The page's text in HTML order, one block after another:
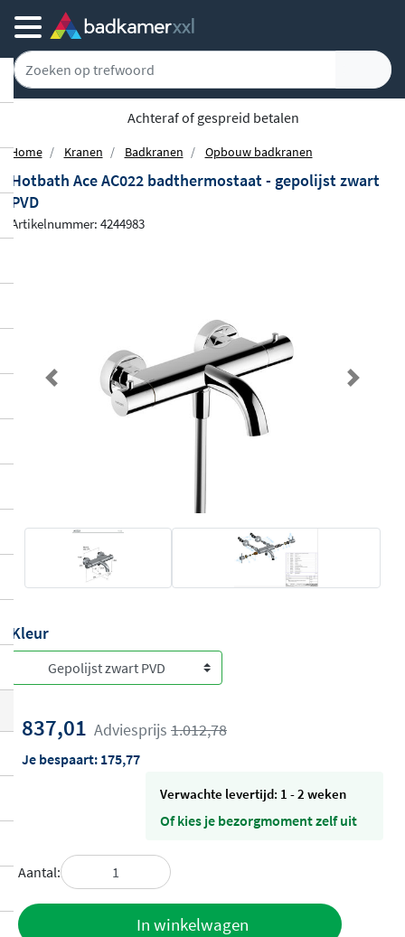
Achteraf of gespreid betalen
Home Kranen Badkranen Opbouw badkranen
Hotbath Ace AC022 badthermostaat - gepolijst zwart
PVD
Artikelnummer: 4244983
Previous Next
Kleur
837,01 Adviesprijs 1.012,78
Je bespaart: 175,77
Verwachte levertijd: 1 - 2 weken
Of kies je bezorgmoment zelf uit
Aantal:
In winkelwagen